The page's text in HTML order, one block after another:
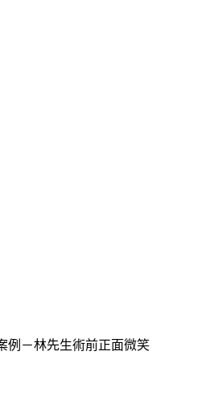
例－林先生術前正面微笑